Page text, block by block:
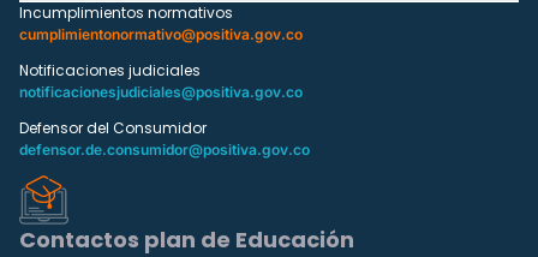
Incumplimientos normativos
cumplimientonormativo@positiva.gov.co
Notificaciones judiciales
notificacionesjudiciales@positiva.gov.co
Defensor del Consumidor
defensor.de.consumidor@positiva.gov.co
Contactos plan de Educación